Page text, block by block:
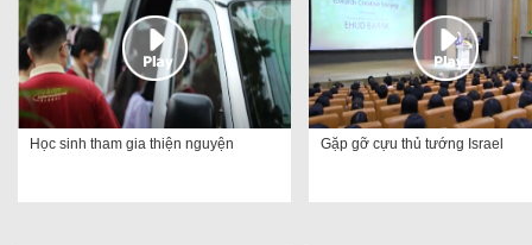
Học sinh tham gia thiện nguyện Gặp gỡ cựu thủ tướng Israel